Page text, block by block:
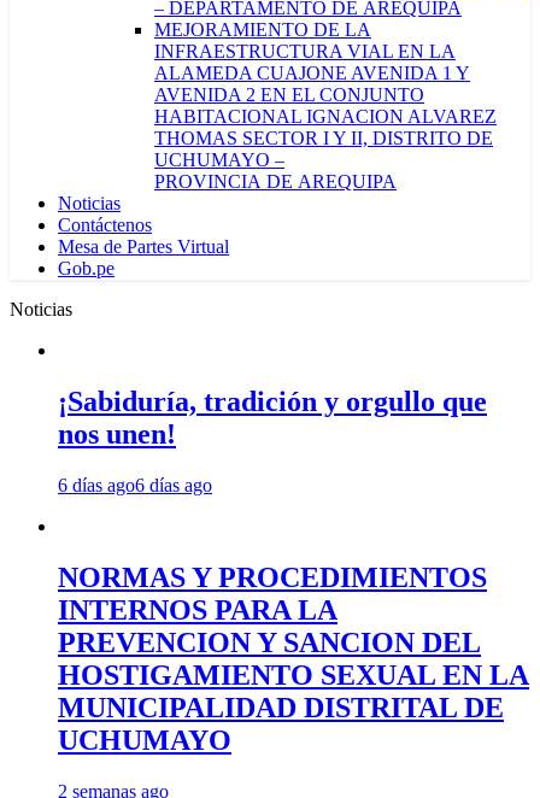
– DEPARTAMENTO DE AREQUIPA
MEJORAMIENTO DE LA
INFRAESTRUCTURA VIAL EN LA
ALAMEDA CUAJONE AVENIDA 1 Y
AVENIDA 2 EN EL CONJUNTO
HABITACIONAL IGNACION ALVAREZ
THOMAS SECTOR I Y II, DISTRITO DE
UCHUMAYO –
PROVINCIA DE AREQUIPA
Noticias
Contáctenos
Mesa de Partes Virtual
Gob.pe
Noticias
¡Sabiduría, tradición y orgullo que
nos unen!
6 días ago6 días ago
NORMAS Y PROCEDIMIENTOS
INTERNOS PARA LA
PREVENCION Y SANCION DEL
HOSTIGAMIENTO SEXUAL EN LA
MUNICIPALIDAD DISTRITAL DE
UCHUMAYO
2 semanas ago